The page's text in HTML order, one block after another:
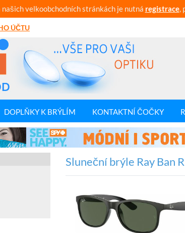
našich velkoobchodních stránkách je nutná registrace,
ÚČTU
DOPLŇKY K BRÝLÍM KONTAKTNÍ ČOČKY
Sluneční brýle Ray Ban